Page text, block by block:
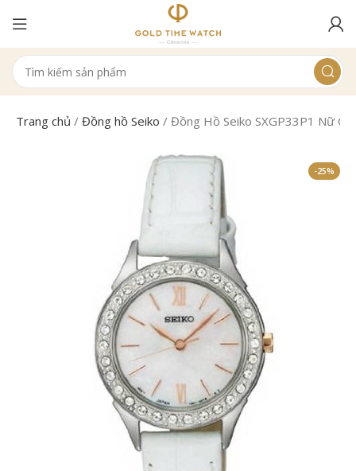
Trang chủ /Đồng hồ Seiko /Đồng Hồ Seiko SXGP33P1 Nữ
-25%